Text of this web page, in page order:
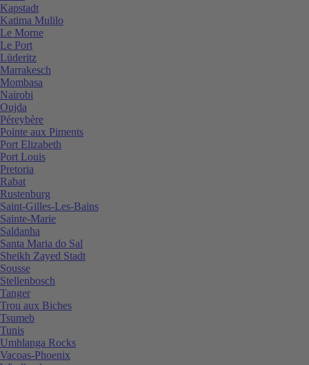
Kapstadt
Katima Mulilo
Le Morne
Le Port
Lüderitz
Marrakesch
Mombasa
Nairobi
Oujda
Péreybère
Pointe aux Piments
Port Elizabeth
Port Louis
Pretoria
Rabat
Rustenburg
Saint-Gilles-Les-Bains
Sainte-Marie
Saldanha
Santa Maria do Sal
Sheikh Zayed Stadt
Sousse
Stellenbosch
Tanger
Trou aux Biches
Tsumeb
Tunis
Umhlanga Rocks
Vacoas-Phoenix